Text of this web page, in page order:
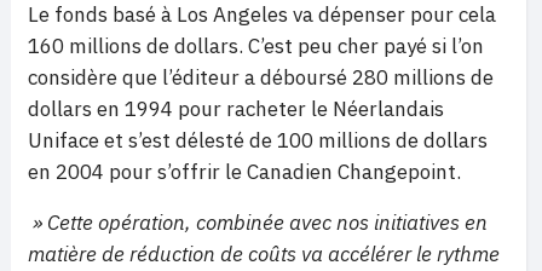
Le fonds basé à Los Angeles va dépenser pour cela
160 millions de dollars. C’est peu cher payé si l’on
considère que l’éditeur a déboursé 280 millions de
dollars en 1994 pour racheter le Néerlandais
Uniface et s’est délesté de 100 millions de dollars
en 2004 pour s’offrir le Canadien Changepoint.
» Cette opération, combinée avec nos initiatives en
matière de réduction de coûts va accélérer le rythme